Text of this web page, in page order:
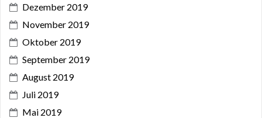
Dezember 2019
November 2019
Oktober 2019
September 2019
August 2019
Juli 2019
Mai 2019